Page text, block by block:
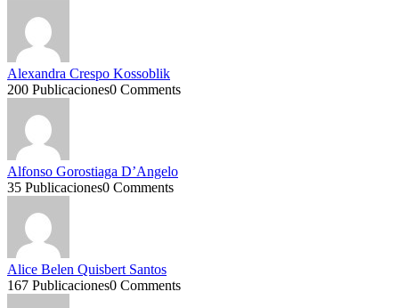
Alexandra Crespo Kossoblik
200 Publicaciones0 Comments
Alfonso Gorostiaga D’Angelo
35 Publicaciones0 Comments
Alice Belen Quisbert Santos
167 Publicaciones0 Comments